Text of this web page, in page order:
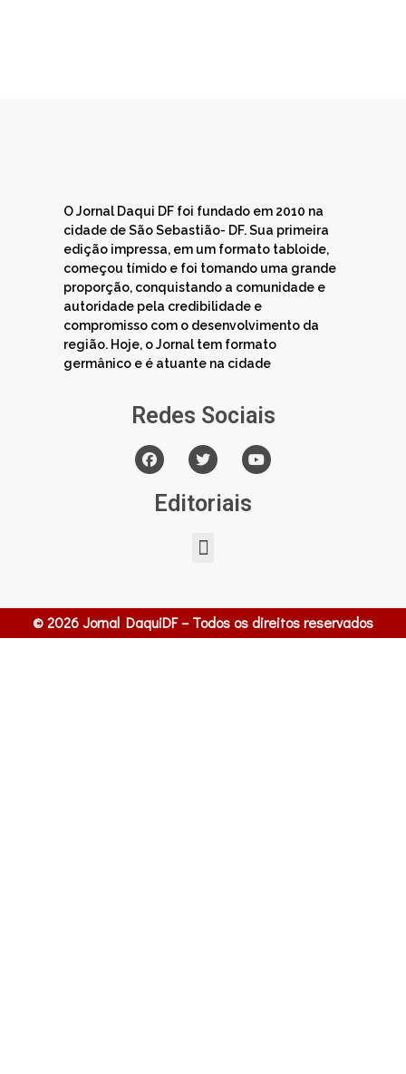
O Jornal Daqui DF foi fundado em 2010 na
cidade de São Sebastião- DF. Sua primeira
edição impressa, em um formato tabloide,
começou tímido e foi tomando uma grande
proporção, conquistando a comunidade e
autoridade pela credibilidade e
compromisso com o desenvolvimento da
região. Hoje, o Jornal tem formato
germânico e é atuante na cidade
Redes Sociais
Editoriais
© 2026 Jornal DaquiDF – Todos os direitos reservados